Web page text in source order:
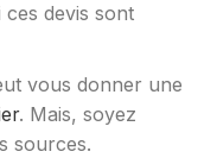
devis sont
vous donner une
. Mais, soyez
sources.